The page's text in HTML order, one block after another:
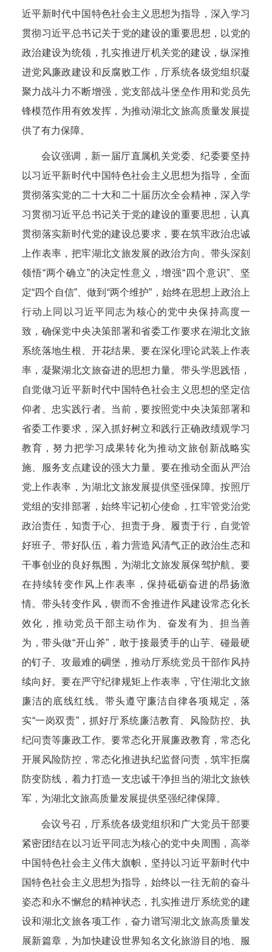
近平新时代中国特色社会主义思想为指导，深入学习
贯彻习近平总书记关于党的建设的重要思想，以党的
政治建设为统领，扎实推进厅机关党的建设，纵深推
进党风廉政建设和反腐败工作，厅系统各级党组织凝
聚力战斗力不断增强，党支部战斗堡垒作用和党员先
锋模范作用有效发挥，为推动湖北文旅高质量发展提
供了有力保障。
会议强调，新一届厅直属机关党委、纪委要坚持
以习近平新时代中国特色社会主义思想为指导，全面
贯彻落实党的二十大和二十届历次全会精神，深入学
习贯彻习近平总书记关于党的建设的重要思想，认真
贯彻落实新时代党的建设总要求，要在筑牢政治忠诚
上作表率，把牢湖北文旅发展的政治方向。带头深刻
领悟“两个确立”的决定性意义，增强“四个意识”、坚
定“四个自信”、做到“两个维护”，始终在思想上政治上
行动上同以习近平同志为核心的党中央保持高度一
致，确保党中央决策部署和省委工作要求在湖北文旅
系统落地生根、开花结果。要在深化理论武装上作表
率，凝聚湖北文旅奋进的思想力量。带头学思践悟，
自觉做习近平新时代中国特色社会主义思想的坚定信
仰者、忠实践行者。当前，要按照党中央决策部署和
省委工作要求，深入抓好树立和践行正确政绩观学习
教育，努力把学习成果转化为推动文旅创新战略实
施、服务支点建设的强大力量。要在推动全面从严治
党上作表率，为湖北文旅发展提供坚强保障。按照厅
党组的安排部署，始终牢记初心使命，扛牢管党治党
政治责任，知责于心、担责于身、履责于行，自觉管
好班子、带好队伍，着力营造风清气正的政治生态和
干事创业的良好氛围，为湖北文旅发展保驾护航。要
在持续转变作风上作表率，保持砥砺奋进的昂扬激
情。带头转变作风，锲而不舍推进作风建设常态化长
效化，推动党员干部主动作为、奋发有为、担当善
为，带头做“开山斧”，敢于接最烫手的山芋、碰最硬
的钉子、攻最难的碉堡，推动厅系统党员干部作风持
续向好。要在严守纪律规矩上作表率，守住湖北文旅
廉洁的底线红线。带头遵守廉洁自律各项规定，落
实“一岗双责”，抓好厅系统廉洁教育、风险防控、执
纪问责等廉政工作。要常态化开展廉政教育，常态化
开展风险防控，常态化推进执纪监督问责，筑牢拒腐
防变防线，着力打造一支忠诚干净担当的湖北文旅铁
军，为湖北文旅高质量发展提供坚强纪律保障。
会议号召，厅系统各级党组织和广大党员干部要
紧密团结在以习近平同志为核心的党中央周围，高举
中国特色社会主义伟大旗帜，坚持以习近平新时代中
国特色社会主义思想为指导，始终以一往无前的奋斗
姿态和永不懈怠的精神状态，扎实推进厅系统党的建
设和湖北文旅各项工作，奋力谱写湖北文旅高质量发
展新篇章，为加快建设世界知名文化旅游目的地、服